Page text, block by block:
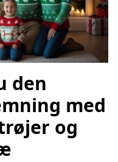
den
med
og